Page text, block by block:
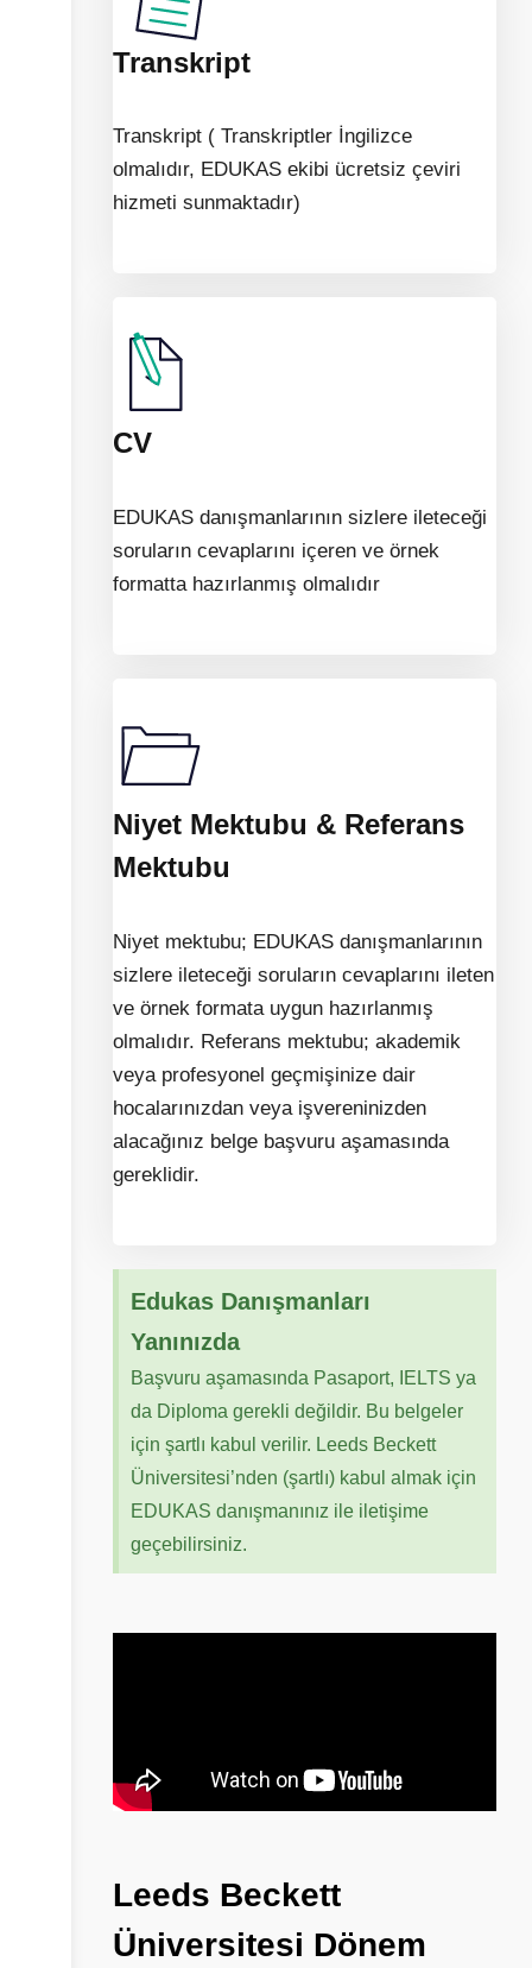
Transkript
Transkript ( Transkriptler İngilizce
olmalıdır, EDUKAS ekibi ücretsiz çeviri
hizmeti sunmaktadır)
CV
EDUKAS danışmanlarının sizlere ileteceği
soruların cevaplarını içeren ve örnek
formatta hazırlanmış olmalıdır
Niyet Mektubu & Referans
Mektubu
Niyet mektubu; EDUKAS danışmanlarının
sizlere ileteceği soruların cevaplarını ileten
ve örnek formata uygun hazırlanmış
olmalıdır. Referans mektubu; akademik
veya profesyonel geçmişinize dair
hocalarınızdan veya işvereninizden
alacağınız belge başvuru aşamasında
gereklidir.
Edukas Danışmanları
Yanınızda
Başvuru aşamasında Pasaport, IELTS ya
da Diploma gerekli değildir. Bu belgeler
için şartlı kabul verilir. Leeds Beckett
Üniversitesi’nden (şartlı) kabul almak için
EDUKAS danışmanınız ile iletişime
geçebilirsiniz.
Leeds Beckett
Üniversitesi Dönem